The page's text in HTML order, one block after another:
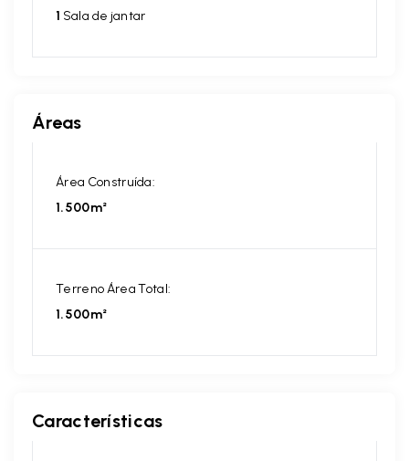
1 Sala de jantar
Áreas
Área Construída:
1.500m²
Terreno Área Total:
1.500m²
Características